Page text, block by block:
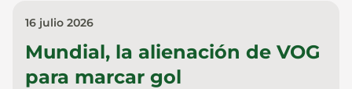
16 julio 2026
Mundial, la alienación de VOG
para marcar gol